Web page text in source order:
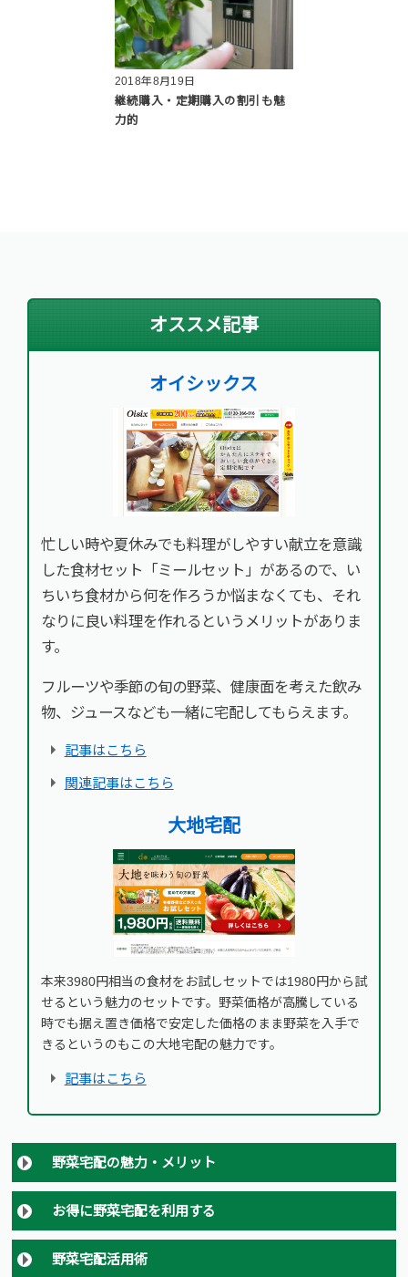
2018年8月19日
継続購入・定期購入の割引も魅
力的
オススメ記事
オイシックス
忙しい時や夏休みでも料理がしやすい献立を意識
した食材セット「ミールセット」があるので、い
ちいち食材から何を作ろうか悩まなくても、それ
なりに良い料理を作れるというメリットがありま
す。
フルーツや季節の旬の野菜、健康面を考えた飲み
物、ジュースなども一緒に宅配してもらえます。
記事はこちら
関連記事はこちら
大地宅配
本来3980円相当の食材をお試しセットでは1980円から試
せるという魅力のセットです。野菜価格が高騰している
時でも据え置き価格で安定した価格のまま野菜を入手で
きるというのもこの大地宅配の魅力です。
記事はこちら
野菜宅配の魅力・メリット
お得に野菜宅配を利用する
野菜宅配活用術